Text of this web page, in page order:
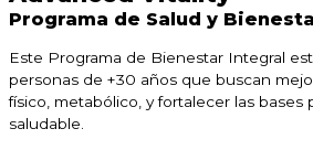
Programa de Salud y
Este Programa de Bienestar Integral
personas de +30 años que buscan
físico, metabólico, y fortalecer las bases
saludable.